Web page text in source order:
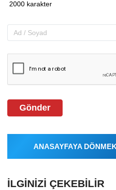
Gönder
ANASAYFAYA
İLGINIZI ÇEKEBILIR